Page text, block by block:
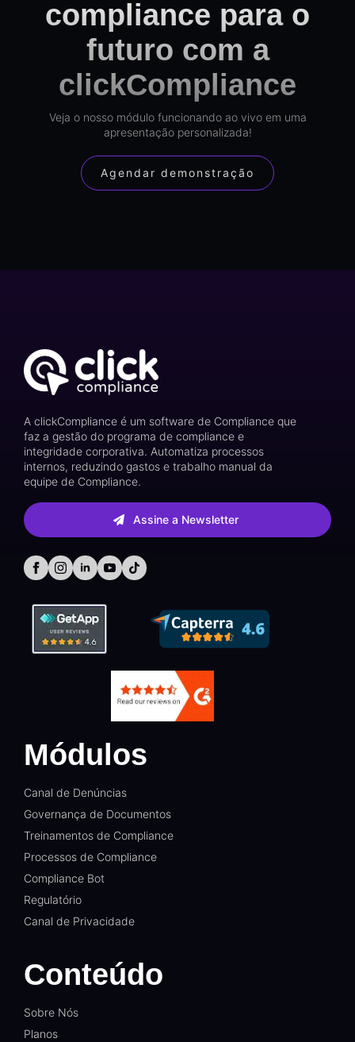
compliance para o
futuro com a
clickCompliance
Veja o nosso módulo funcionando ao vivo em uma
apresentação personalizada!
Agendar demonstração
A clickCompliance é um software de Compliance que
faz a gestão do programa de compliance e
integridade corporativa. Automatiza processos
internos, reduzindo gastos e trabalho manual da
equipe de Compliance.
Assine a Newsletter
Módulos
Canal de Denúncias
Governança de Documentos
Treinamentos de Compliance
Processos de Compliance
Compliance Bot
Regulatório
Canal de Privacidade
Conteúdo
Sobre Nós
Planos